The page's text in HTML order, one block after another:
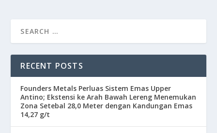
RECENT POSTS
Founders Metals Perluas Sistem Emas Upper
Antino; Ekstensi ke Arah Bawah Lereng Menemukan
Zona Setebal 28,0 Meter dengan Kandungan Emas
14,27 g/t